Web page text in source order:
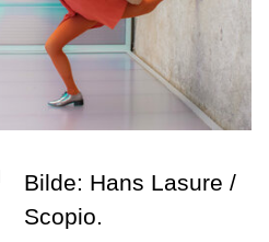
Bilde: Hans Lasure /
Scopio.